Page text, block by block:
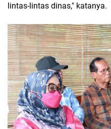
lintas-lintas dinas," katanya.